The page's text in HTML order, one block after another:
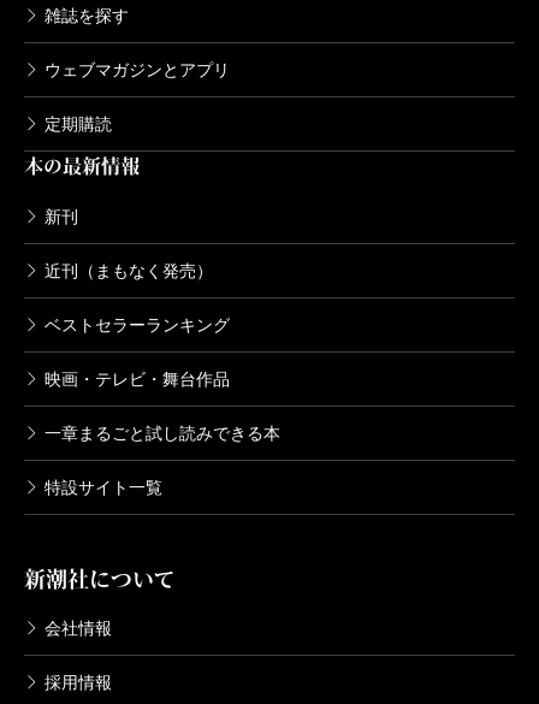
雑誌を探す
ウェブマガジンとアプリ
定期購読
本の最新情報
新刊
近刊（まもなく発売）
ベストセラーランキング
映画・テレビ・舞台作品
一章まるごと試し読みできる本
特設サイト一覧
新潮社について
会社情報
採用情報